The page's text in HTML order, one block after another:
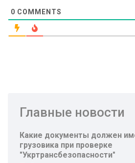
0 COMMENTS
Главные новости
Какие документы должен
грузовика при проверке
"Укртрансбезопасности"